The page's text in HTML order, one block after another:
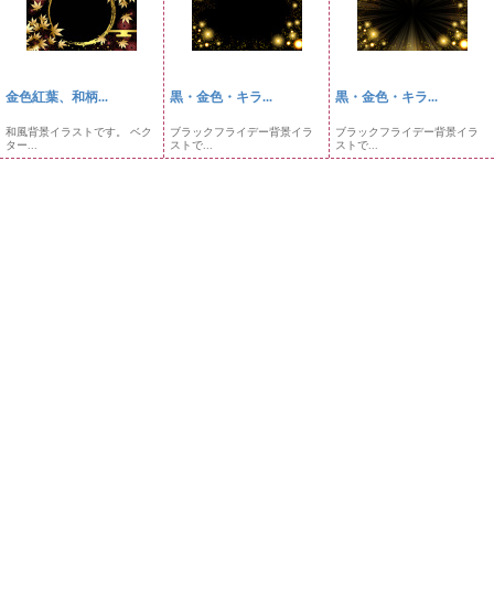
金色紅葉、和柄...
和風背景イラストです。 ベク
ター...
黒・金色・キラ...
ブラックフライデー背景イラ
ストで...
黒・金色・キラ...
ブラックフライデー背景イラ
ストで...